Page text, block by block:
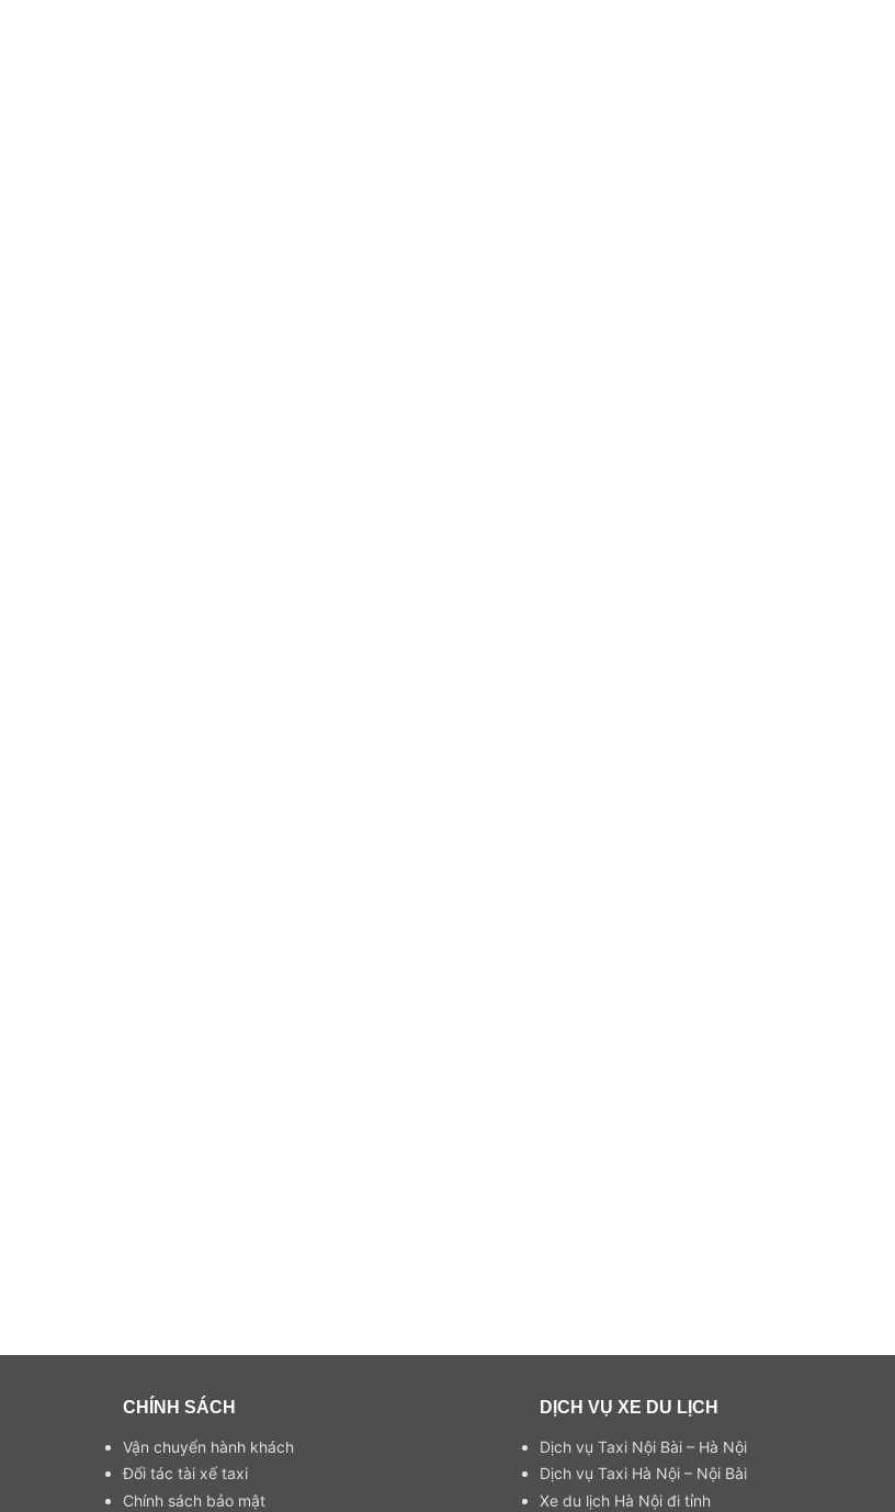
CHÍNH SÁCH
Vận chuyển hành khách
Đối tác tài xế taxi
Chính sách bảo mật
DỊCH VỤ XE DU LỊCH
Dịch vụ Taxi Nội Bài – Hà Nội
Dịch vụ Taxi Hà Nội – Nội Bài
Xe du lịch Hà Nội đi tỉnh